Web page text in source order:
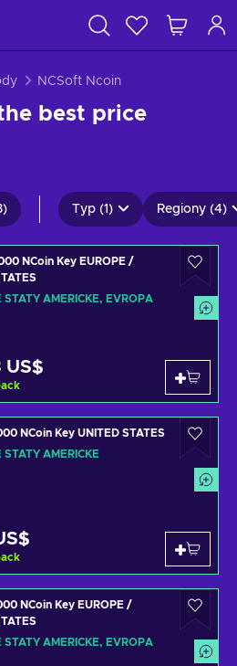
NCSoft Ncoin
best price
Typ (1) Regiony (4)
NCoin Key EUROPE /
STÁTY AMERICKÉ, EVROPA
US$
NCoin Key UNITED STATES
STÁTY AMERICKÉ
NCoin Key EUROPE /
STÁTY AMERICKÉ, EVROPA